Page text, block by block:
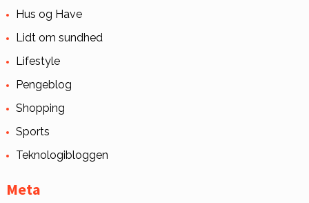
Hus og Have
Lidt om sundhed
Lifestyle
Pengeblog
Shopping
Sports
Teknologibloggen
Meta